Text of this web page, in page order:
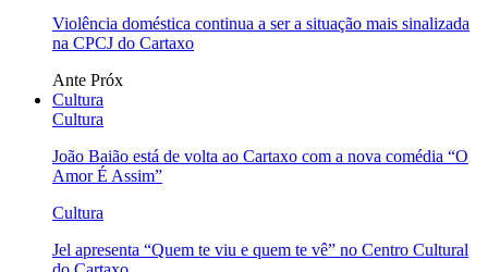
Violência doméstica continua a ser a situação mais sinalizada
na CPCJ do Cartaxo
Ante Próx
Cultura
Cultura
João Baião está de volta ao Cartaxo com a nova comédia “O
Amor É Assim”
Cultura
Jel apresenta “Quem te viu e quem te vê” no Centro Cultural